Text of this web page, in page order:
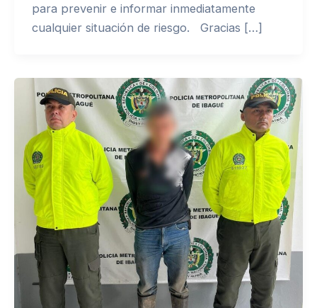
para prevenir e informar inmediatamente
cualquier situación de riesgo. Gracias […]